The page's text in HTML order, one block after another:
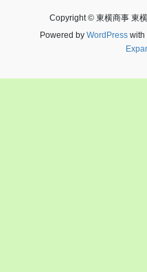
Copyright © 東横商事 東
Powered by WordPresswith